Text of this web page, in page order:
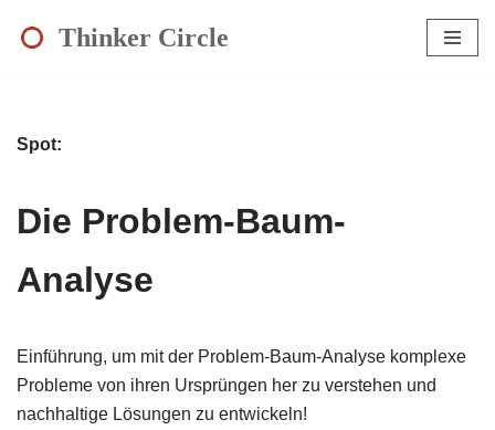
Thinker Circle
Spot:
Die Problem-Baum-
Analyse
Einführung, um mit der Problem-Baum-Analyse komplexe
Probleme von ihren Ursprüngen her zu verstehen und
nachhaltige Lösungen zu entwickeln!